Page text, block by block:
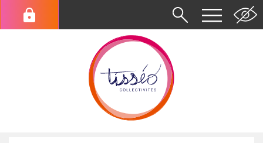
contenu
Menu
du